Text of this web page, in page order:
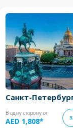
Санкт-
В одну сторону от
AED 1,808*